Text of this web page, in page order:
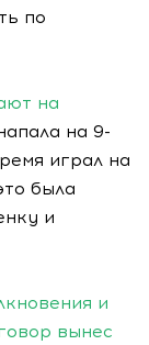
по
на
на 9-
играл на
была
и
и
вынес